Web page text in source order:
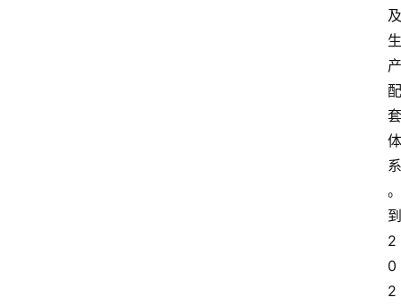
及
生
产
配
套
体
系
。
到
2
0
2